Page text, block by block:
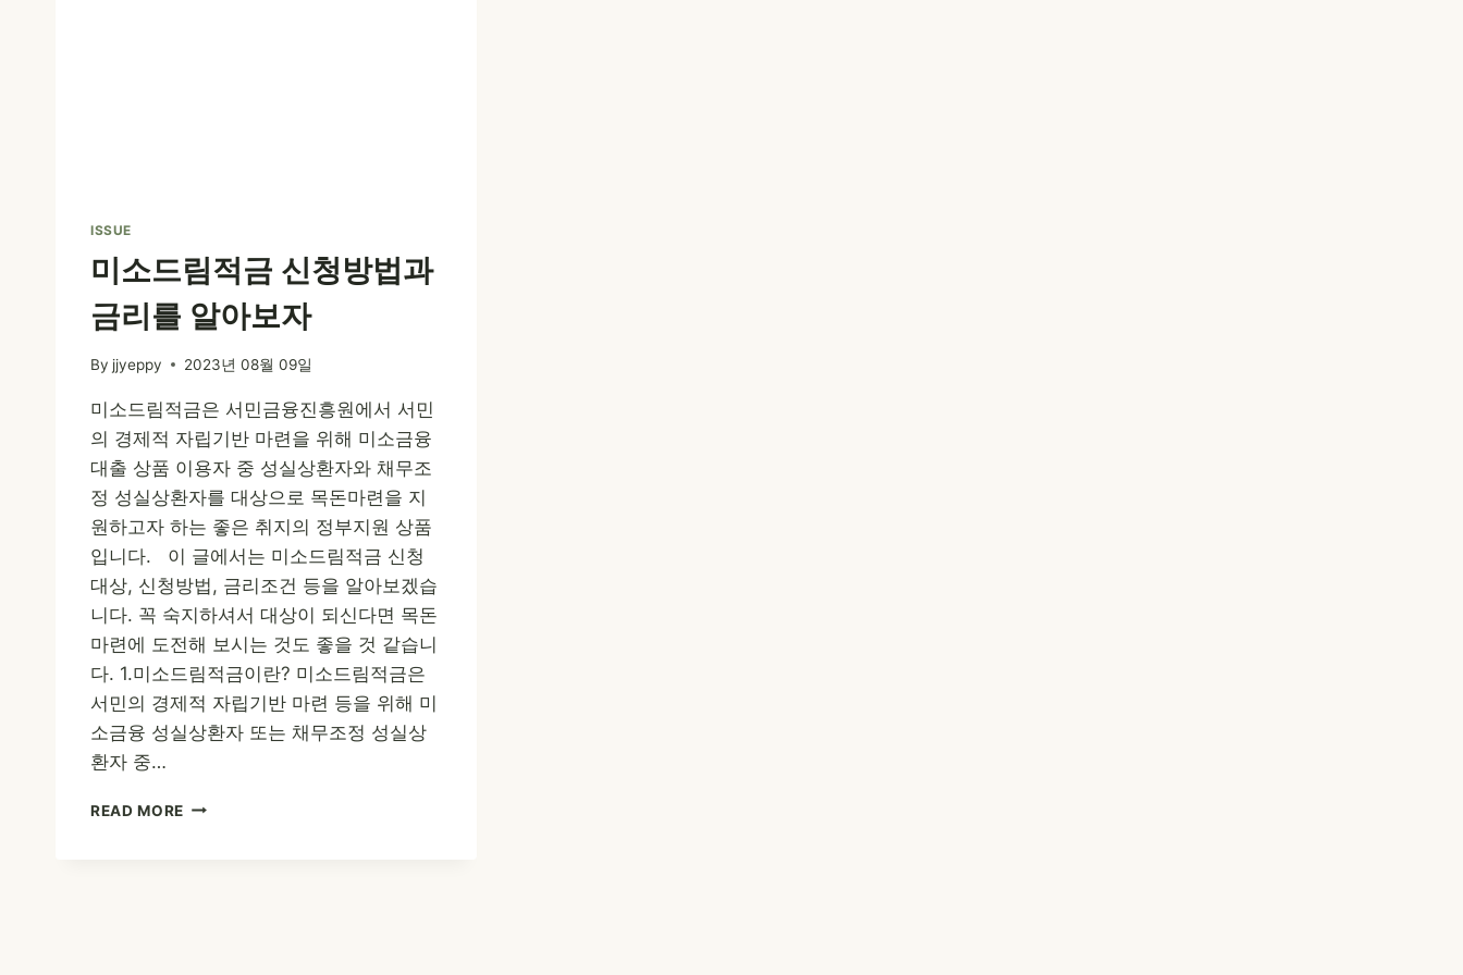
ISSUE
미소드림적금 신청방법과
금리를 알아보자
By jjyeppy 2023년 08월 09일
미소드림적금은 서민금융진흥원에서 서민
의 경제적 자립기반 마련을 위해 미소금융
대출 상품 이용자 중 성실상환자와 채무조
정 성실상환자를 대상으로 목돈마련을 지
원하고자 하는 좋은 취지의 정부지원 상품
입니다. 이 글에서는 미소드림적금 신청
대상, 신청방법, 금리조건 등을 알아보겠습
니다. 꼭 숙지하셔서 대상이 되신다면 목돈
마련에 도전해 보시는 것도 좋을 것 같습니
다. 1.미소드림적금이란? 미소드림적금은
서민의 경제적 자립기반 마련 등을 위해 미
소금융 성실상환자 또는 채무조정 성실상
환자 중…
READ MORE 미